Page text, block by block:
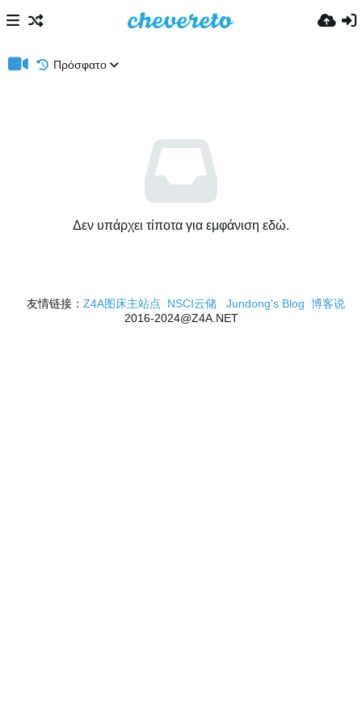
Πρόσφατο
Δεν υπάρχει τίποτα για εμφάνιση εδώ.
友情链接： Z4A图床主站点 NSCI云储 Jundong's Blog 博客说
2016-2024@Z4A.NET